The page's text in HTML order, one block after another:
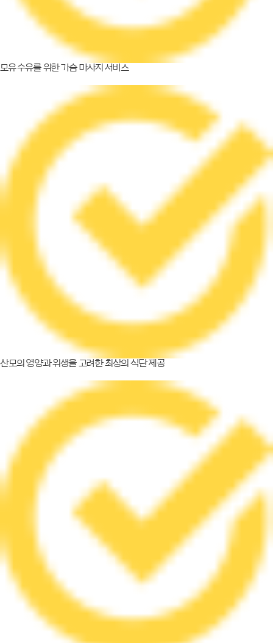
모유 수유를 위한 가슴 마사지 서비스
산모의 영양과 위생을 고려한 최상의 식단 제공